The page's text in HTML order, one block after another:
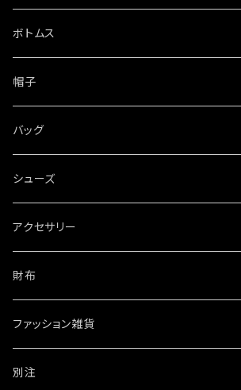
ボトムス
帽子
バッグ
シューズ
アクセサリー
ネックレス
ブレスレット・バングル
ウォレットチェーン
財布
ファッション雑貨
ワッペン・ステッカー
別注